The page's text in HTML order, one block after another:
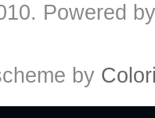
fais un petit après
Powered
by